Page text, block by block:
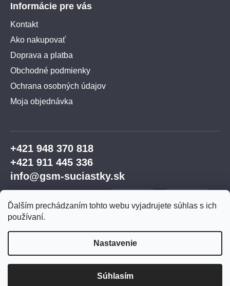
Ďalším prechádzaním tohto webu vyjadrujete súhlas s ich
používaní.
Nastavenie
Súhlasím
Informácie pre vás
Kontakt
Ako nakupovať
Doprava a platba
Obchodné podmienky
Ochrana osobných údajov
Moja objednávka
+421 948 370 818
+421 911 445 336
info@gsm-suciastky.sk
GSM súčiastky